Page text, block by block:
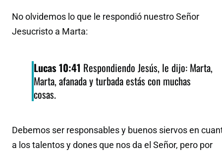
No olvidemos lo que le respondió nuestro Señor
Jesucristo a Marta:
Lucas 10:41 Respondiendo Jesús, le dijo: Marta,
Marta, afanada y turbada estás con muchas
cosas.
Debemos ser responsables y buenos siervos en
a los talentos y dones que nos da el Señor, pero por